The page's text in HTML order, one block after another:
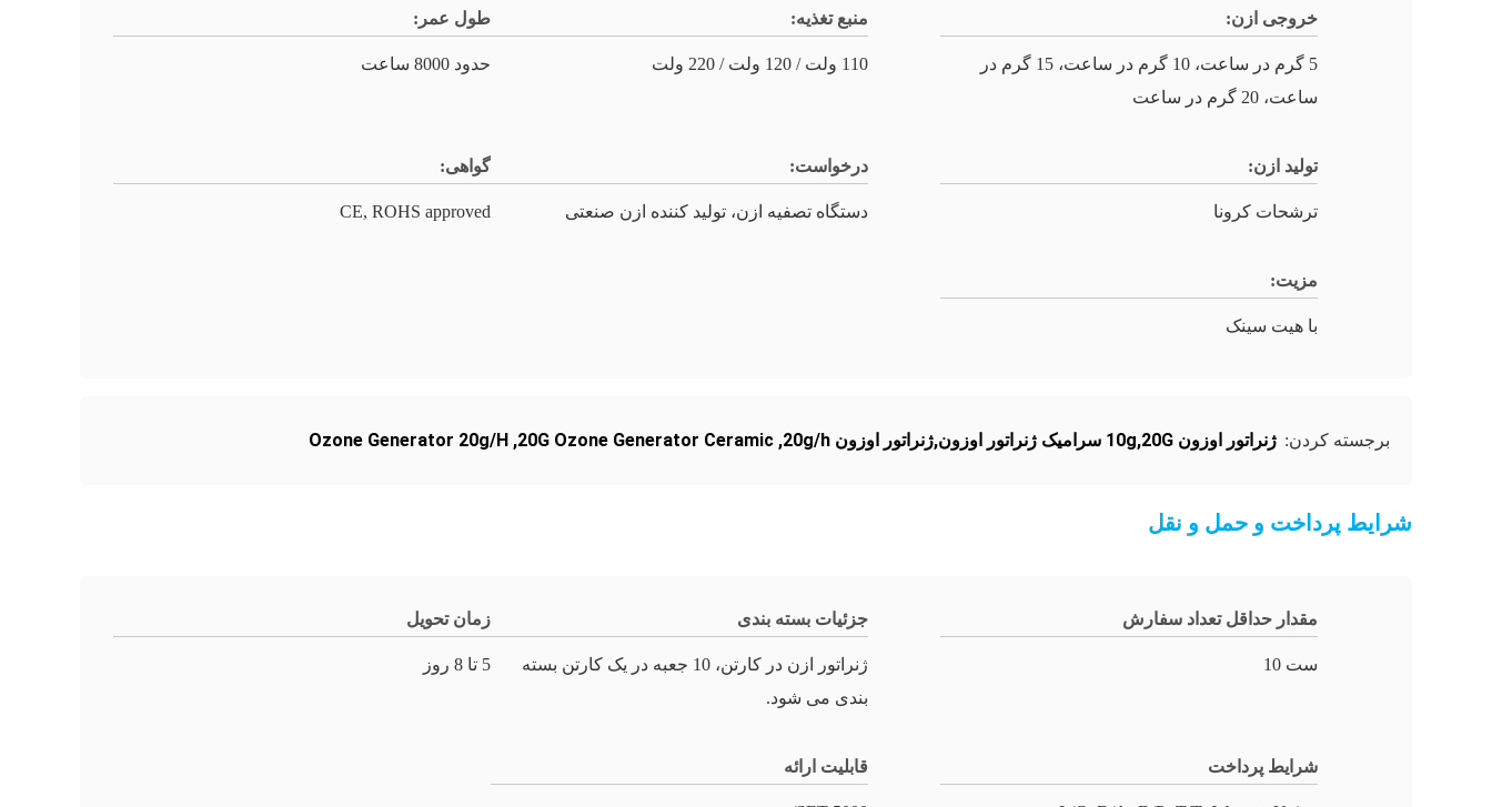
خروجی ازن:
5 گرم در ساعت، 10 گرم در ساعت، 15 گرم در
ساعت، 20 گرم در ساعت
منبع تغذیه:
110 ولت / 120 ولت / 220 ولت
طول عمر:
حدود 8000 ساعت
تولید ازن:
ترشحات کرونا
درخواست:
دستگاه تصفیه ازن، تولید کننده ازن صنعتی
گواهی:
CE, ROHS approved
مزیت:
با هیت سینک
برجسته کردن: ژنراتور اوزون 10g,20G سرامیک ژنراتور اوزون,ژنراتور اوزون 20g/h ,
20G Ozone Generator Ceramic
,
Ozone Generator 20g/H
شرایط پرداخت و حمل و نقل
مقدار حداقل تعداد سفارش
ست 10
جزئیات بسته بندی
ژنراتور ازن در کارتن، 10 جعبه در یک کارتن بسته
بندی می شود.
زمان تحویل
5 تا 8 روز
شرایط پرداخت قابلیت ارائه